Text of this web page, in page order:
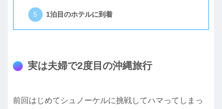
1泊目のホテルに到着
実は夫婦で2度目の沖縄旅行
前回はじめてシュノーケルに挑戦してハマってしまっ